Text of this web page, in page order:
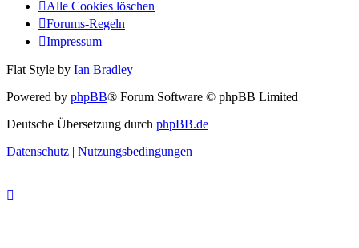
Alle Cookies löschen
Forums-Regeln
Impressum
Flat Style by Ian Bradley
Powered by phpBB® Forum Software © phpBB Limited
Deutsche Übersetzung durch phpBB.de
Datenschutz | Nutzungsbedingungen